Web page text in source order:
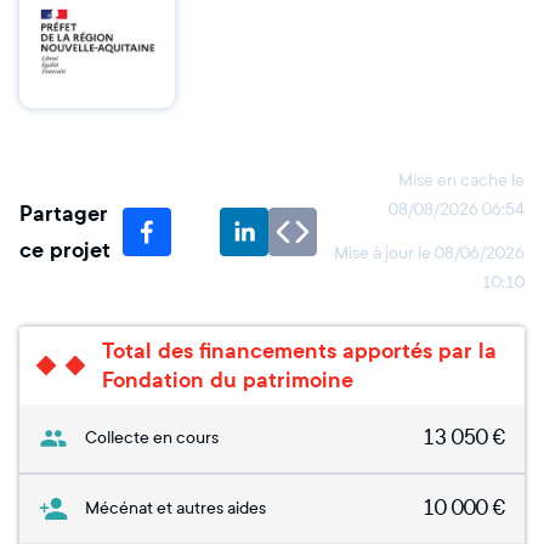
Partager
ce projet
Mise en cache le
08/08/2026 06:54
Mise à jour le 08/06/2026
10:10
Total des financements apportés par la
Fondation du patrimoine
Collecte en cours 13 050€
Mécénat et autres aides 10 000€